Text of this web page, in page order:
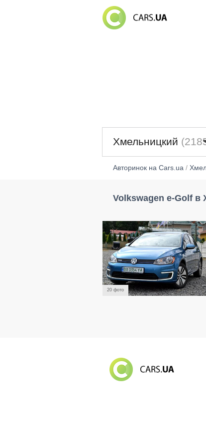
Хмельницкий
Авторинок на Cars.ua/
Volkswagen e-Golf в
20 фото